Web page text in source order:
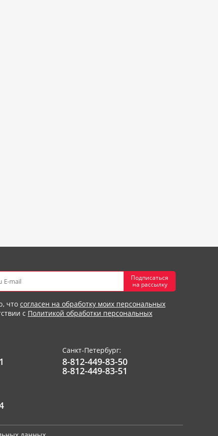
Подписаться
на рассылку
что согласен на обработку моих персональных
с Политикой обработки персональных
Санкт-Петербург:
8-812-449-83-50
8-812-449-83-51